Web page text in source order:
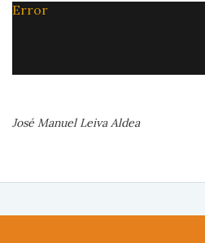
Error
José Manuel Leiva Aldea